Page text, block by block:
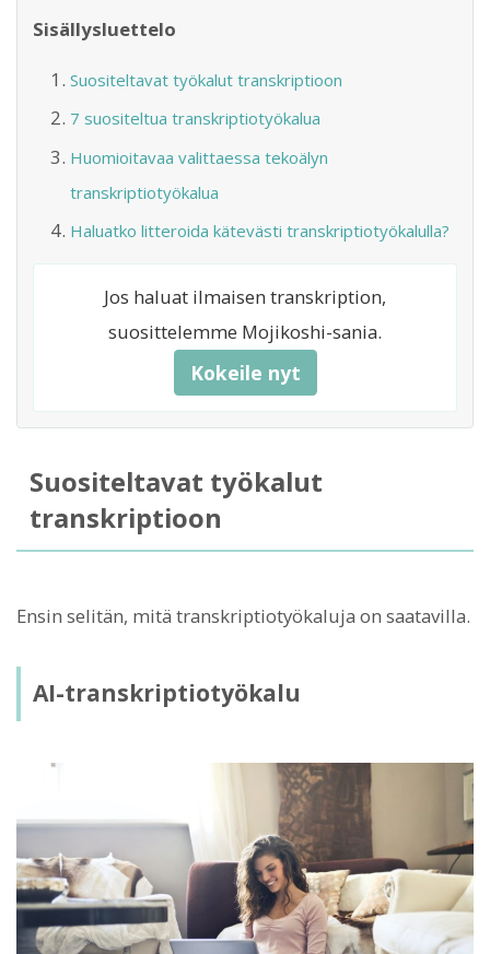
Sisällysluettelo
Suositeltavat työkalut transkriptioon
7 suositeltua transkriptiotyökalua
Huomioitavaa valittaessa tekoälyn
transkriptiotyökalua
Haluatko litteroida kätevästi transkriptiotyökalulla?
Jos haluat ilmaisen transkription,
suosittelemme Mojikoshi-sania.
Kokeile nyt
Suositeltavat työkalut
transkriptioon
Ensin selitän, mitä transkriptiotyökaluja on saatavilla.
AI-transkriptiotyökalu